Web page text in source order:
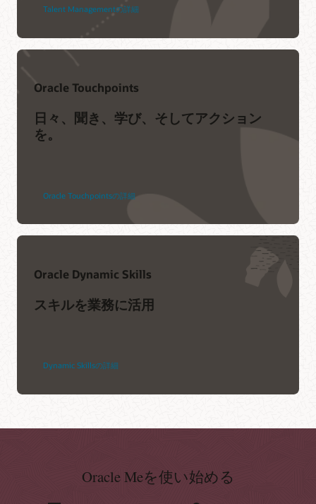
Talent Managementの詳細
Oracle Touchpoints
日々、聞き、学び、そしてアクション
を。
Oracle Touchpointsの詳細
Oracle Dynamic Skills
スキルを業務に活用
Dynamic Skillsの詳細
Oracle Meを使い始める